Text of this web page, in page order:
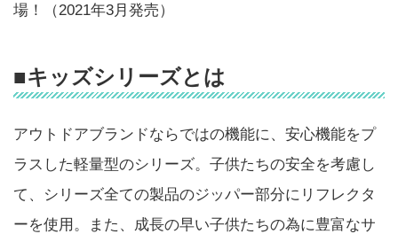
場！（2021年3月発売）
■キッズシリーズとは
アウトドアブランドならではの機能に、安心機能をプ
ラスした軽量型のシリーズ。子供たちの安全を考慮し
て、シリーズ全ての製品のジッパー部分にリフレクタ
ーを使用。また、成長の早い子供たちの為に豊富なサ